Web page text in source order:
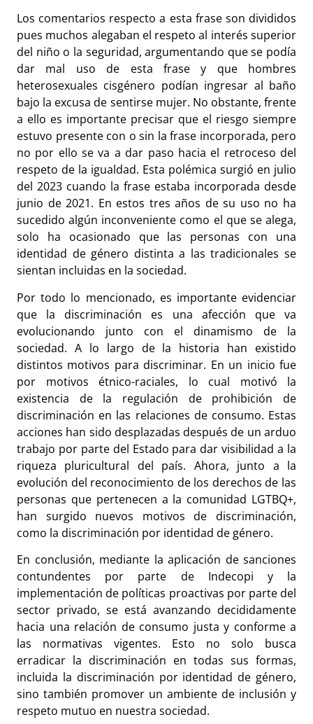
Los comentarios respecto a esta frase son divididos
pues muchos alegaban el respeto al interés superior
del niño o la seguridad, argumentando que se podía
dar mal uso de esta frase y que hombres
heterosexuales cisgénero podían ingresar al baño
bajo la excusa de sentirse mujer. No obstante, frente
a ello es importante precisar que el riesgo siempre
estuvo presente con o sin la frase incorporada, pero
no por ello se va a dar paso hacia el retroceso del
respeto de la igualdad. Esta polémica surgió en julio
del 2023 cuando la frase estaba incorporada desde
junio de 2021. En estos tres años de su uso no ha
sucedido algún inconveniente como el que se alega,
solo ha ocasionado que las personas con una
identidad de género distinta a las tradicionales se
sientan incluidas en la sociedad.
Por todo lo mencionado, es importante evidenciar
que la discriminación es una afección que va
evolucionando junto con el dinamismo de la
sociedad. A lo largo de la historia han existido
distintos motivos para discriminar. En un inicio fue
por motivos étnico-raciales, lo cual motivó la
existencia de la regulación de prohibición de
discriminación en las relaciones de consumo. Estas
acciones han sido desplazadas después de un arduo
trabajo por parte del Estado para dar visibilidad a la
riqueza pluricultural del país. Ahora, junto a la
evolución del reconocimiento de los derechos de las
personas que pertenecen a la comunidad LGTBQ+,
han surgido nuevos motivos de discriminación,
como la discriminación por identidad de género.
En conclusión, mediante la aplicación de sanciones
contundentes por parte de Indecopi y la
implementación de políticas proactivas por parte del
sector privado, se está avanzando decididamente
hacia una relación de consumo justa y conforme a
las normativas vigentes. Esto no solo busca
erradicar la discriminación en todas sus formas,
incluida la discriminación por identidad de género,
sino también promover un ambiente de inclusión y
respeto mutuo en nuestra sociedad.